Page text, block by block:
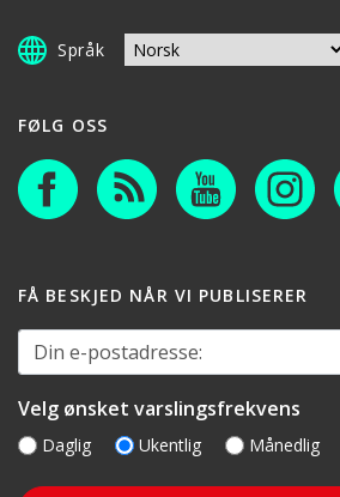
Språk
FØLG OSS
FÅ BESKJED NÅR VI PUBLISERER
Din e-postadresse:
Velg ønsket varslingsfrekvens
Daglig Ukentlig Månedlig